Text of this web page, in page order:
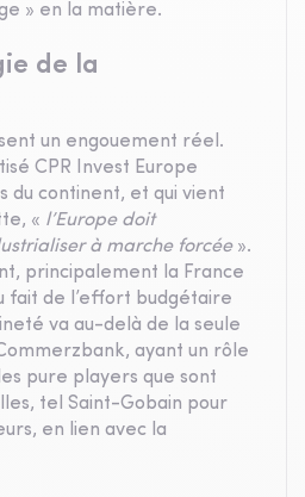
» en la matière.
de la
un engouement réel.
CPR Invest Europe
du continent, et qui vient
« l’Europe doit
à marche forcée».
principalement la France
fait de l’effort budgétaire
va au-delà de la seule
ayant un rôle
pure players que sont
tel Saint-Gobain pour
en lien avec la